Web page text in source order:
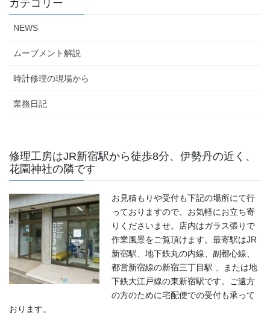
カテゴリー
NEWS
ムーブメント解説
時計修理の現場から
業務日記
修理工房はJR新宿駅から徒歩8分、伊勢丹の近く、
花園神社の隣です
お見積もりや受付も下記の場所にて行
っておりますので、お気軽にお立ち寄
りくださいませ。店内はガラス張りで
作業風景をご覧頂けます。最寄駅はJR
新宿駅、地下鉄丸の内線、副都心線、
都営新宿線の新宿三丁目駅 、または地
下鉄大江戸線の東新宿駅です。ご遠方
の方のために宅配便での受付も承って
おります。